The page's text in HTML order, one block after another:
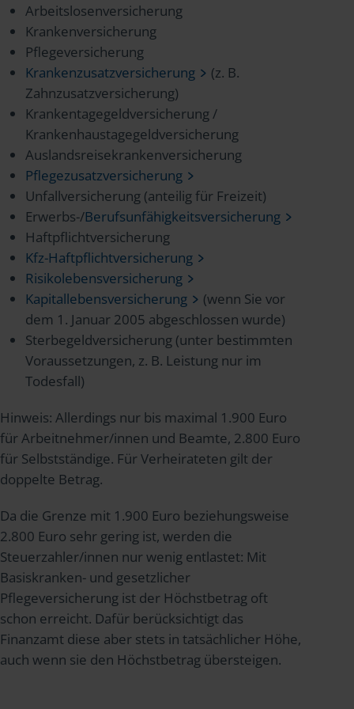
Arbeitslosenversicherung
Krankenversicherung
Pflegeversicherung
Krankenzusatzversicherung
(z. B.
Zahnzusatzversicherung)
Krankentagegeldversicherung /
Krankenhaustagegeldversicherung
Auslandsreisekrankenversicherung
Pflegezusatzversicherung
Unfallversicherung (anteilig für Freizeit)
Erwerbs-/Berufsunfähigkeitsversicherung
Haftpflichtversicherung
Kfz-Haftpflichtversicherung
Risikolebensversicherung
Kapitallebensversicherung
(wenn Sie vor
dem 1. Januar 2005 abgeschlossen wurde)
Sterbegeldversicherung (unter bestimmten
Voraussetzungen, z. B. Leistung nur im
Todesfall)
Hinweis: Allerdings nur bis maximal 1.900 Euro
für Arbeitnehmer/innen und Beamte, 2.800 Euro
für Selbstständige. Für Verheirateten gilt der
doppelte Betrag.
Da die Grenze mit 1.900 Euro beziehungsweise
2.800 Euro sehr gering ist, werden die
Steuerzahler/innen nur wenig entlastet: Mit
Basiskranken- und gesetzlicher
Pflegeversicherung ist der Höchstbetrag oft
schon erreicht. Dafür berücksichtigt das
Finanzamt diese aber stets in tatsächlicher Höhe,
auch wenn sie den Höchstbetrag übersteigen.